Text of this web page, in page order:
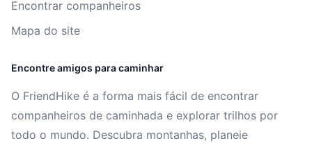
Encontrar companheiros
Mapa do site
Encontre amigos para caminhar
O FriendHike é a forma mais fácil de encontrar
companheiros de caminhada e explorar trilhos por
todo o mundo. Descubra montanhas, planeie